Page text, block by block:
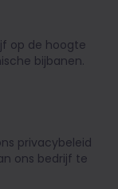
op de hoogte
bijbanen.
privacybeleid
ons bedrijf te